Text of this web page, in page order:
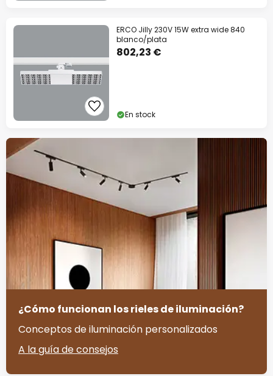
ERCO Jilly 230V 15W extra wide 840
blanco/plata
802,23 €
En stock
¿Cómo funcionan los rieles de iluminación?
Conceptos de iluminación personalizados
A la guía de consejos